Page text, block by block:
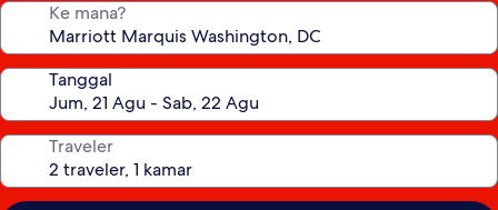
Ke mana?
Tanggal
Traveler